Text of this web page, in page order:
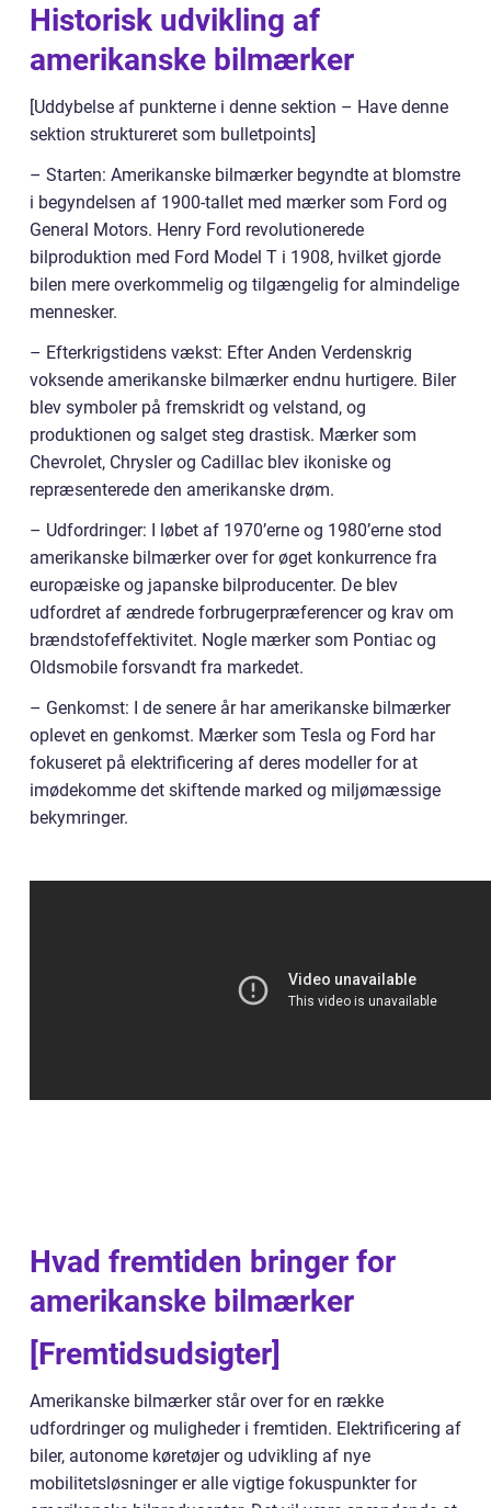
Historisk udvikling af
amerikanske bilmærker
[Uddybelse af punkterne i denne sektion – Have denne
sektion struktureret som bulletpoints]
– Starten: Amerikanske bilmærker begyndte at blomstre
i begyndelsen af 1900-tallet med mærker som Ford og
General Motors. Henry Ford revolutionerede
bilproduktion med Ford Model T i 1908, hvilket gjorde
bilen mere overkommelig og tilgængelig for almindelige
mennesker.
– Efterkrigstidens vækst: Efter Anden Verdenskrig
voksende amerikanske bilmærker endnu hurtigere. Biler
blev symboler på fremskridt og velstand, og
produktionen og salget steg drastisk. Mærker som
Chevrolet, Chrysler og Cadillac blev ikoniske og
repræsenterede den amerikanske drøm.
– Udfordringer: I løbet af 1970’erne og 1980’erne stod
amerikanske bilmærker over for øget konkurrence fra
europæiske og japanske bilproducenter. De blev
udfordret af ændrede forbrugerpræferencer og krav om
brændstofeffektivitet. Nogle mærker som Pontiac og
Oldsmobile forsvandt fra markedet.
– Genkomst: I de senere år har amerikanske bilmærker
oplevet en genkomst. Mærker som Tesla og Ford har
fokuseret på elektrificering af deres modeller for at
imødekomme det skiftende marked og miljømæssige
bekymringer.
Hvad fremtiden bringer for
amerikanske bilmærker
[Fremtidsudsigter]
Amerikanske bilmærker står over for en række
udfordringer og muligheder i fremtiden. Elektrificering af
biler, autonome køretøjer og udvikling af nye
mobilitetsløsninger er alle vigtige fokuspunkter for